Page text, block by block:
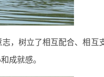
树立了相互配合、相互
成就感。